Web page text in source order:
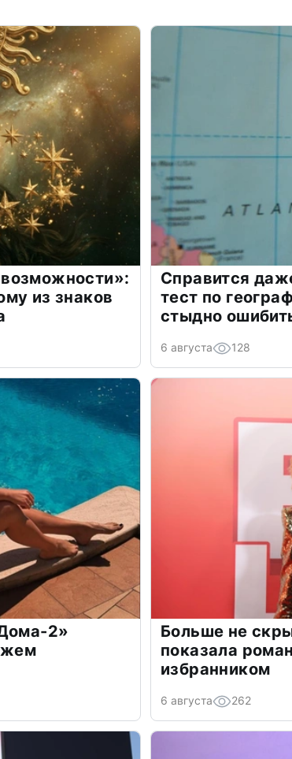
из знаков
Справится
тест по
стыдно
6 августа 128
2»
Больше не
показала
избранником
6 августа 262